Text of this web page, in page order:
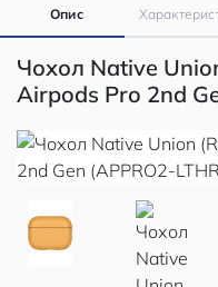
Опис
Чохол Native
Airpods Pro 2nd